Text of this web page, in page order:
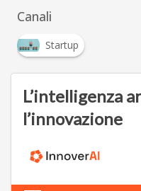
Canali
Startup
L’intelligenza
l’innovazione